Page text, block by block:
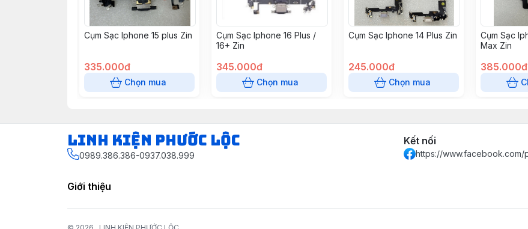
Cụm Sạc Iphone 15 plus Zin
335.000đ
Chọn mua
Cụm Sạc Iphone 16 Plus /
16+ Zin
345.000đ
Chọn mua
Cụm Sạc Iphone 14 Plus Zin
245.000đ
Chọn mua
Cụm Sạc
Max Zin
385.000đ
LINH KIỆN PHƯỚC LỘC
0989.386.386-0937.038.999
Kết nối
https://
Giới thiệu